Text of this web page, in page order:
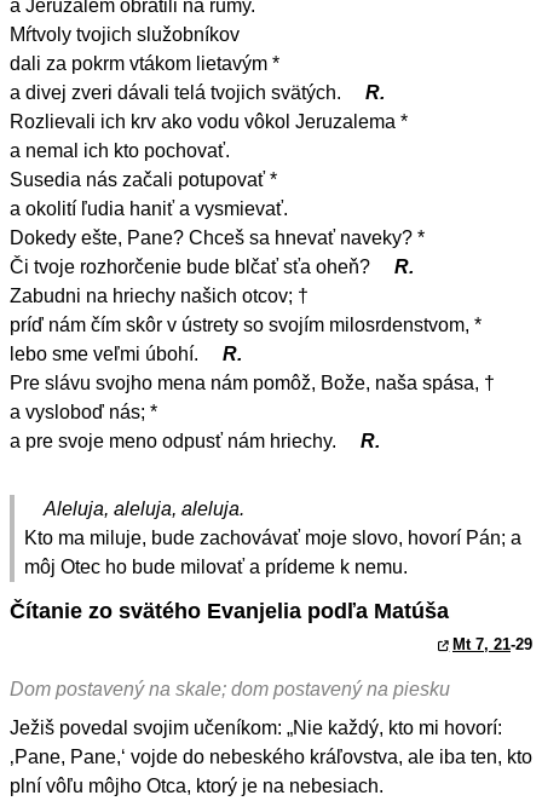
a Jeruzalem obrátili na rumy.
Mŕtvoly tvojich služobníkov
dali za pokrm vtákom lietavým *
a divej zveri dávali telá tvojich svätých.
R.
Rozlievali ich krv ako vodu vôkol Jeruzalema *
a nemal ich kto pochovať.
Susedia nás začali potupovať *
a okolití ľudia haniť a vysmievať.
Dokedy ešte, Pane? Chceš sa hnevať naveky? *
Či tvoje rozhorčenie bude blčať sťa oheň?
R.
Zabudni na hriechy našich otcov; †
príď nám čím skôr v ústrety so svojím milosrdenstvom, *
lebo sme veľmi úbohí.
R.
Pre slávu svojho mena nám pomôž, Bože, naša spása, †
a vysloboď nás; *
a pre svoje meno odpusť nám hriechy.
R.
Aleluja, aleluja, aleluja.
Kto ma miluje, bude zachovávať moje slovo, hovorí Pán; a
môj Otec ho bude milovať a prídeme k nemu.
Čítanie zo svätého Evanjelia podľa Matúša
Mt 7, 21-29
Dom postavený na skale; dom postavený na piesku
Ježiš povedal svojim učeníkom: „Nie každý, kto mi hovorí:
‚Pane, Pane,‘ vojde do nebeského kráľovstva, ale iba ten, kto
plní vôľu môjho Otca, ktorý je na nebesiach.